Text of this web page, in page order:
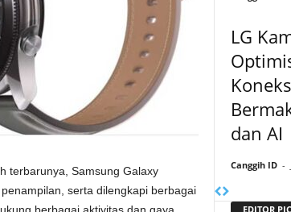
terbarunya, Samsung Galaxy
serta dilengkapi berbagai
LG
dan AI
Canggih ID -
EDITOR